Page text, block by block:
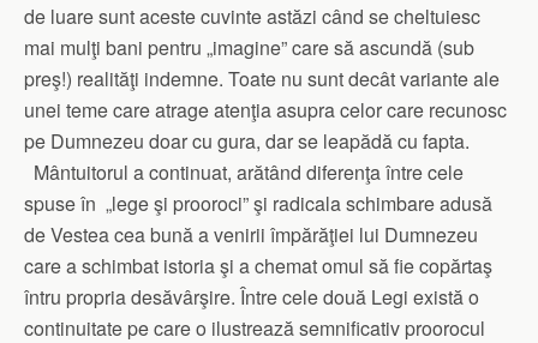
de luare sunt aceste cuvinte astăzi când se cheltuiesc
mai mulţi bani pentru „imagine” care să ascundă (sub
preş!) realităţi indemne. Toate nu sunt decât variante ale
unei teme care atrage atenţia asupra celor care recunosc
pe Dumnezeu doar cu gura, dar se leapădă cu fapta.
Mântuitorul a continuat, arătând diferenţa între cele
spuse în „lege şi prooroci” şi radicala schimbare adusă
de Vestea cea bună a venirii împărăţiei lui Dumnezeu
care a schimbat istoria şi a chemat omul să fie copărtaş
întru propria desăvârşire. Între cele două Legi există o
continuitate pe care o ilustrează semnificativ proorocul